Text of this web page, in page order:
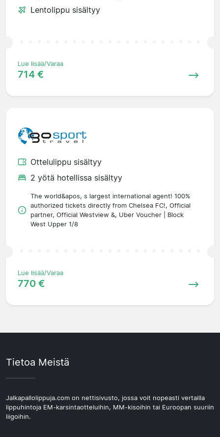
Lentolippu sisältyy
Lue lisää/Varaa
714 €
Ottelulippu sisältyy
2 yötä hotellissa sisältyy
The world&apos, s largest international agent! 100%
authorized tickets directly from Chelsea FC!, Official
partner, Official Westview &, Uber Voucher | Block
West Upper 1/8
Lue lisää/Varaa
770 €
Tietoa Meistä
Jalkapallolippuja.com on nettisivusto, jossa voit nopeasti vertailla
lippuhintoja EM-karsintaotteluihin, MM-kisoihin tai Euroopan suuriin
liigoihin.